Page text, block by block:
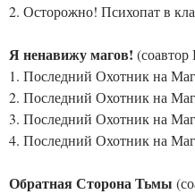
2. Осторожно! Психопат в
Я ненавижу магов!
1. Последний Охотник на
2. Последний Охотник на
3. Последний Охотник на
4. Последний Охотник на
Обратная Сторона Тьмы